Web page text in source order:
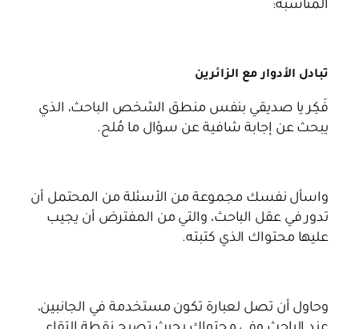
المناسبة:
تبادل الأدوار مع الزائرين
فَكِر يا صديقي بنفس منطق الشخص الباحث، الذي
يبحث عن إجابة شافية عن سؤال ما مُلح.
واسأل نفسك مجموعة من الأسئلة من المحتمل أن
تدور في عقل الباحث، والتي من المفترض أن يجيب
عليها محتواك الذي كتبته.
وحاول أن تصل لعبارة تكون مستخدمة في الجانبين،